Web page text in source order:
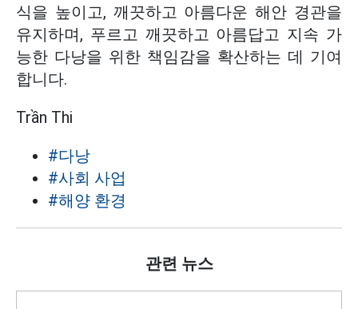
식을 높이고, 깨끗하고 아름다운 해안 경관을
유지하며, 푸르고 깨끗하고 아름답고 지속 가
능한 다낭을 위한 책임감을 확산하는 데 기여
합니다.
Trần Thi
#다낭
#사회 사업
#해양 환경
관련 뉴스